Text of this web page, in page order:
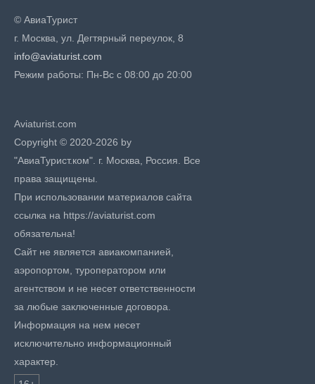
© АвиаТурист
г. Москва, ул. Дегтярный переулок, 8
info@aviaturist.com
Режим работы: Пн-Вс с 08:00 до 20:00
Aviaturist.com
Copyright © 2020-2026 by
"АвиаТурист.ком". г. Москва, Россия. Все
права защищены.
При использовании материалов сайта
ссылка на https://aviaturist.com
обязательна!
Сайт не является авиакомпанией,
аэропортом, туроператором или
агентством и не несет ответственности
за любые заключенные договора.
Информация на нем несет
исключительно информационный
характер.